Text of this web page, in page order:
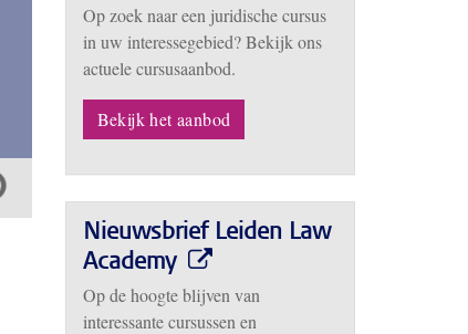
Op zoek naar een juridische cursus
in uw interessegebied? Bekijk ons
actuele cursusaanbod.
Bekijk het aanbod
Nieuwsbrief Leiden Law
Academy
Op de hoogte blijven van
interessante cursussen en